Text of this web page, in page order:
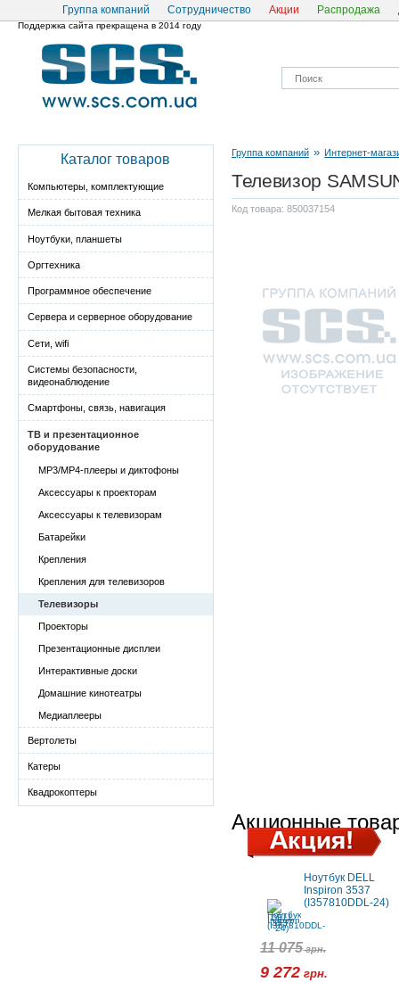
Группа компаний Сотрудничество Акции Распродажа
Поддержка сайта прекращена в 2014 году
Каталог товаров
Компьютеры, комплектующие
Мелкая бытовая техника
Ноутбуки, планшеты
Оргтехника
Программное обеспечение
Сервера и серверное оборудование
Сети, wifi
Системы безопасности,
видеонаблюдение
Смартфоны, связь, навигация
ТВ и презентационное
оборудование
MP3/MP4-плееры и диктофоны
Аксессуары к проекторам
Аксессуары к телевизорам
Батарейки
Крепления
Крепления для телевизоров
Телевизоры
Проекторы
Презентационные дисплеи
Интерактивные доски
Домашние кинотеатры
Медиаплееры
Вертолеты
Катеры
Квадрокоптеры
Группа компаний » Интернет-
Телевизор
Код товара: 850037154
Акционные
Ноутбук DELL
Inspiron 3537
(I357810DDL-24)
11 075грн.
9 272 грн.